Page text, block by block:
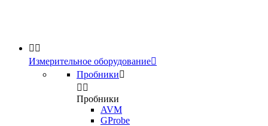
 
Измерительное оборудование
Пробники
 
Пробники
AVM
GProbe